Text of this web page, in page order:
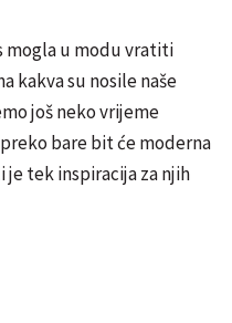
mogla u modu vratiti
kakva su nosile naše
još neko vrijeme
bare bit će moderna
je tek inspiracija za njih